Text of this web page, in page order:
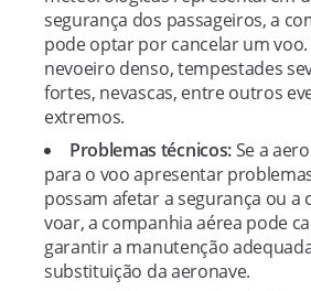
segurança dos passageiros, a
pode optar por cancelar um
nevoeiro denso, tempestades
fortes, nevascas, entre outros
extremos.
Problemas técnicos:Se a
para o voo apresentar
possam afetar a segurança ou a
voar, a companhia aérea pode
garantir a manutenção
substituição da aeronave.